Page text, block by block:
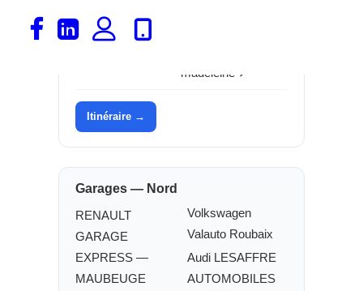
Région
madeleine ↗
Itinéraire →
Garages — Nord
RENAULT
GARAGE
EXPRESS —
MAUBEUGE
Volkswagen
Valauto Roubaix
Audi LESAFFRE
AUTOMOBILES